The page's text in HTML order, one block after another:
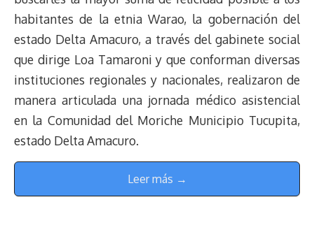
habitantes de la etnia Warao, la gobernación del
estado Delta Amacuro, a través del gabinete social
que dirige Loa Tamaroni y que conforman diversas
instituciones regionales y nacionales, realizaron de
manera articulada una jornada médico asistencial
en la Comunidad del Moriche Municipio Tucupita,
estado Delta Amacuro.
Leer más →